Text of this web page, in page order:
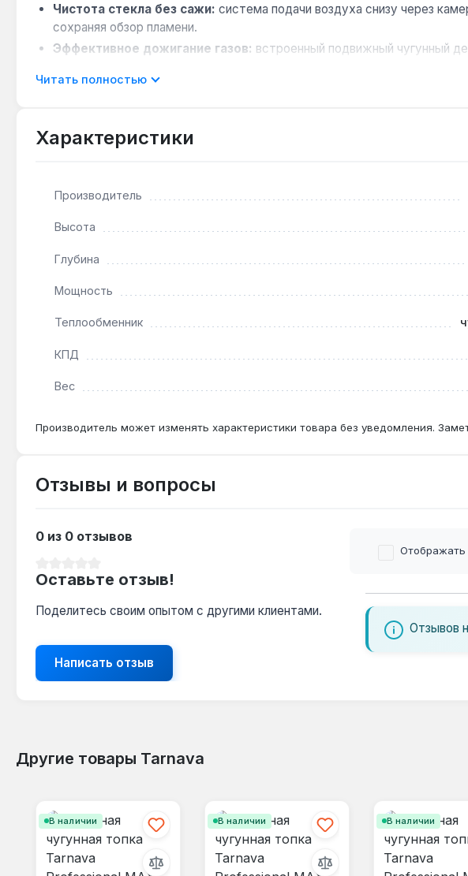
Чистота стекла без сажи: система подачи воздуха снизу через
сохраняя обзор пламени.
Эффективное дожигание газов: встроенный подвижный чугунный
Производство и гарантия:
Топка подходит для отопления гостиных, загородных домов и дач
Подходит ли для дома площадью 200 м²?
Как часто нужно чистить дымоход?
При использовании сухих дров и КПД 78 % дымоход диаметром 160
Читать полностью
Характеристики
Производитель
Высота
Глубина
Мощность
Теплообменник
КПД
Вес
Производитель может изменять характеристики товара без уведомления.
Отзывы и вопросы
0 из 0 отзывов
Оставьте отзыв!
Поделитесь своим опытом с другими клиентами.
Написать отзыв
Отображать
Отзывов
Другие товары Tarnava
В наличии В наличии В наличии